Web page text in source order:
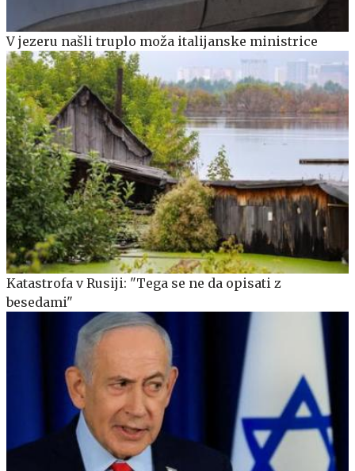
V jezeru našli truplo moža italijanske ministrice
Katastrofa v Rusiji: "Tega se ne da opisati z
besedami"